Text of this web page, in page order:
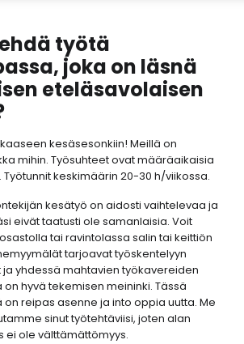
työtä
joka on läsnä
eteläsavolaisen
kesäsesonkiin! Meillä on
mihin. Työsuhteet ovat määräaikaisia
keskimäärin 20-30 h/viikossa.
kesätyö on aidosti vaihtelevaa ja
eivät taatusti ole samanlaisia. Voit
tai ravintolassa salin tai keittiön
tarjoavat työskentelyyn
yhdessä mahtavien työkavereiden
hyvä tekemisen meininki. Tässä
reipas asenne ja into oppia uutta. Me
sinut työtehtäviisi, joten alan
ei ole välttämättömyys.